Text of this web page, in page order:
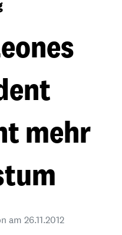
mehr
am 26.11.2012